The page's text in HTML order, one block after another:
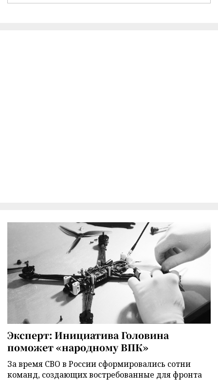
Эксперт: Инициатива Головина
поможет «народному ВПК»
За время СВО в России сформировались сотни
команд, создающих востребованные для фронта